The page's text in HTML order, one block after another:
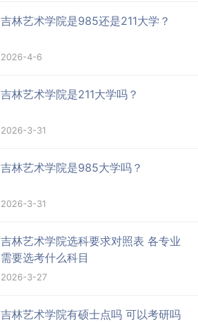
吉林艺术学院是985还是211大学？
2026-4-6
吉林艺术学院是211大学吗？
2026-3-31
吉林艺术学院是985大学吗？
2026-3-31
吉林艺术学院选科要求对照表 各专业
需要选考什么科目
2026-3-27
吉林艺术学院有硕士点吗 可以考研吗